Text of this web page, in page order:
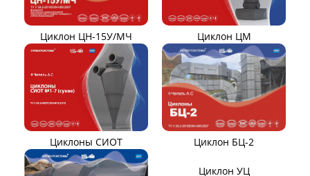
Вентиляторы ВОД-9/300 Вентиляторы для АЭС
Вентиляторы ВДН АС Эксгаустер
Клапаны ПГВУ
Направляющий аппарат
ОНА
Компенсаторы линзовые
ЦИКЛОНЫ ПЫЛЕУЛОВИТЕЛИ